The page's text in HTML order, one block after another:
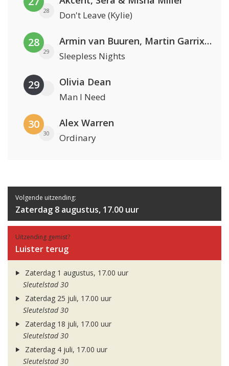
28 Don't Leave (Kylie)
28
29
Armin van Buuren, Martin Garrix & Libby Whitehouse
Sleepless Nights
29 Olivia Dean
Man I Need
30
30
Alex Warren
Ordinary
Volgende uitzending:
Zaterdag 8 augustus, 17.00 uur
Uitzending gemist?
Luister terug
Zaterdag 1 augustus, 17.00 uur
Sleutelstad 30
Zaterdag 25 juli, 17.00 uur
Sleutelstad 30
Zaterdag 18 juli, 17.00 uur
Sleutelstad 30
Zaterdag 4 juli, 17.00 uur
Sleutelstad 30